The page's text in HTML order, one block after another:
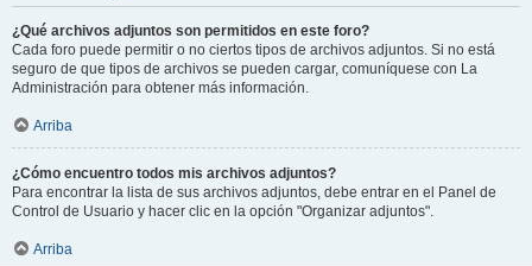
¿Qué archivos adjuntos son permitidos en este foro?
Cada foro puede permitir o no ciertos tipos de archivos adjuntos. Si no está
seguro de que tipos de archivos se pueden cargar, comuníquese con La
Administración para obtener más información.
Arriba
¿Cómo encuentro todos mis archivos adjuntos?
Para encontrar la lista de sus archivos adjuntos, debe entrar en el Panel de
Control de Usuario y hacer clic en la opción "Organizar adjuntos".
Arriba